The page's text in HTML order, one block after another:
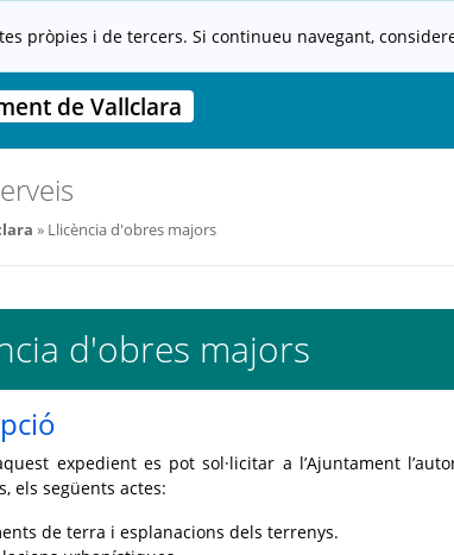
pròpies i de tercers. Si continueu navegant,
de Vallclara
Llicència d'obres majors
d'obres majors
expedient es pot sol·licitar a l’Ajuntament
els següents actes:
de terra i esplanacions dels terrenys.